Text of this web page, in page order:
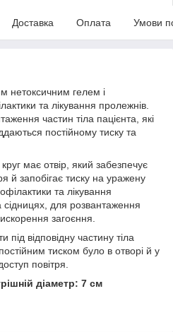
Доставка Оплата Умови
нетоксичним гелем і
та лікування пролежнів.
частин тіла пацієнта, які
постійному тиску та
має отвір, який забезпечує
й запобігає тиску на уражену
та лікування
сідницях, для розвантаження
загоєння.
під відповідну частину тіла
тиском було в отворі й у
повітря.
діаметр: 7 см